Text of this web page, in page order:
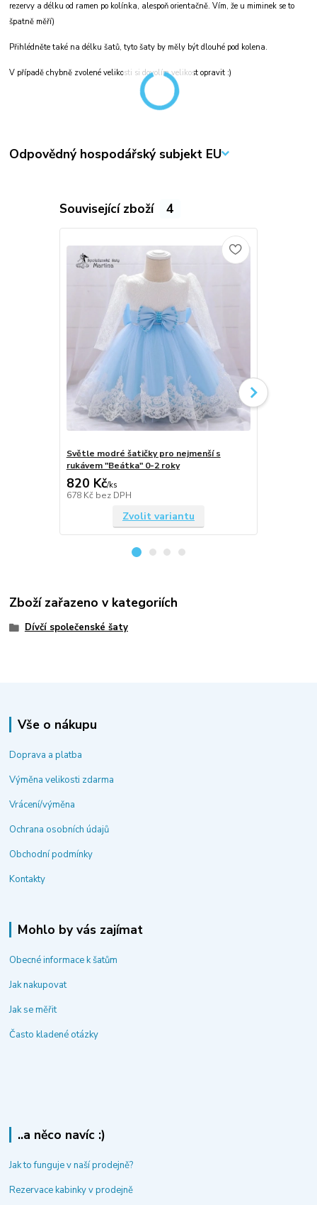
rezervy a délku od ramen po kolínka, alespoň orientačně. Vím, že u miminek se to
špatně měří)
Přihlédněte také na délku šatů, tyto šaty by měly být dlouhé pod kolena.
V případě chybně zvolené velikosti si dovolím velikost opravit :)
Odpovědný hospodářský subjekt EU
Související zboží 4
Světle modré šatičky pro nejmenší s
rukávem "Beátka" 0-2 roky
820 Kč/ks
678 Kč bez DPH
Zvolit variantu
Zboží zařazeno v kategoriích
Dívčí společenské šaty
Vše o nákupu
Doprava a platba
Výměna velikosti zdarma
Vrácení/výměna
Ochrana osobních údajů
Obchodní podmínky
Kontakty
Mohlo by vás zajímat
Obecné informace k šatům
Jak nakupovat
Jak se měřit
Často kladené otázky
..a něco navíc :)
Jak to funguje v naší prodejně?
Rezervace kabinky v prodejně